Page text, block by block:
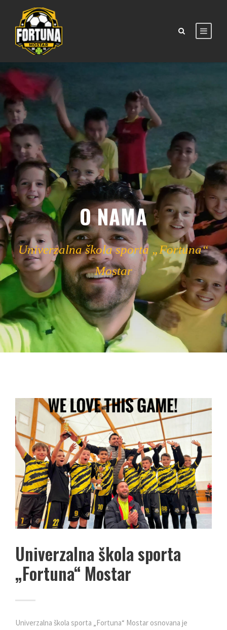
O NAMA
Univerzalna škola sporta „Fortuna“
Mostar
Univerzalna škola sporta
„Fortuna“ Mostar
Univerzalna škola sporta „Fortuna“ Mostar osnovana je